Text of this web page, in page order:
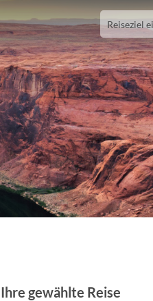
Ihre gewählte Reise